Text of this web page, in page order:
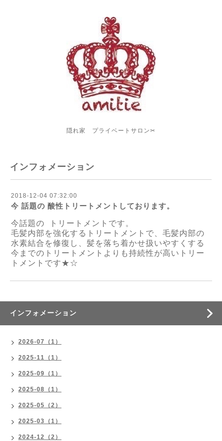
隠れ家 プライベートサロン✂︎
インフォメーション
2018-12-04 07:32:00
今 話題の 酸性トリートメントしております。
今話題の トリートメントです。
毛髪内部を強化するトリートメントで、毛髪内部の
水素結合を修復し、髪を落ち着かせ扱いやすくする
今までのトリートメントよりも持続性が高いトリー
トメントです★☆
インフォメーション
2026-07（1）
2025-11（1）
2025-09（1）
2025-08（1）
2025-05（2）
2025-03（1）
2024-12（2）